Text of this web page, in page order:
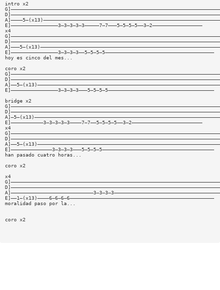
intro x2
E]————————————————3—3—3—3—3—————7—7———5—5—5—5——3—2—————————————————
x4
E]————————————————3—3—3—3——5—5—5—5—————————————————————————————————————
hoy es cinco del mes...
coro x2
E]————————————————3—3—3—3———5—5—5—5————————————————————————————————————
bridge x2
E]———————————3—3—3—3—3————7—7——5—5—5—5——3—2————————————————————————
x4
E]——————————————3—3—3—3———5—5—5—5——————————————————————————————————————
han pasado cuatro horas...
coro x2
x4
E]——1—(x13)————6—6—6—6—————————————————————————————————————————————————
moralidad paso por la...
coro x2